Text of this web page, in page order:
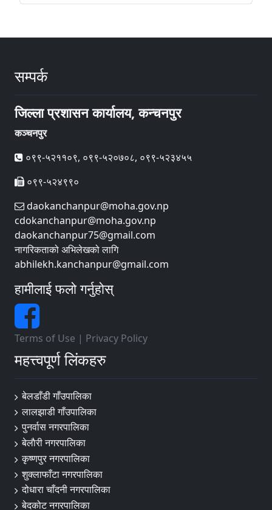
सम्पर्क
जिल्ला प्रशासन कार्यालय, कन्चनपुर
कञ्चनपुर
०९९-५२११०९, ०९९-५२०७०८, ०९९-५२३४५५
०९९-५२४९९०
daokanchanpur@moha.gov.np
cdokanchanpur@moha.gov.np
daokanchanpur75@gmail.com
नागरिकताको अभिलेखको लागि
abhilekh.kanchanpur@gmail.com
हामीलाई फलो गर्नुहोस्
Terms of Use | Privacy Policy
महत्त्वपूर्ण लिंकहरु
बेलडाँडी गाँउपालिका
लालझाडी गाँउपालिका
पुनर्वास नगरपालिका
बेलाैरी नगरपालिका
कृष्णपुर नगरपालिका
शुक्लाफाँटा नगरपालिका
दोधारा चाँदनी नगरपालिका
बेदकोट नगरपालिका